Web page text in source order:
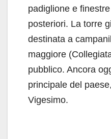
padiglione e
posteriori. La torre
destinata a
maggiore
pubblico. Ancora
principale del
Vigesimo.